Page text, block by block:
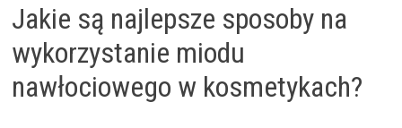
Jakie są najlepsze sposoby na
wykorzystanie miodu
nawłociowego w kosmetykach?